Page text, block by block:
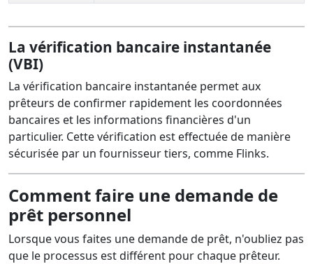
La vérification bancaire instantanée
(VBI)
La vérification bancaire instantanée permet aux
prêteurs de confirmer rapidement les coordonnées
bancaires et les informations financières d'un
particulier. Cette vérification est effectuée de manière
sécurisée par un fournisseur tiers, comme Flinks.
Comment faire une demande de
prêt personnel
Lorsque vous faites une demande de prêt, n'oubliez pas
que le processus est différent pour chaque prêteur.